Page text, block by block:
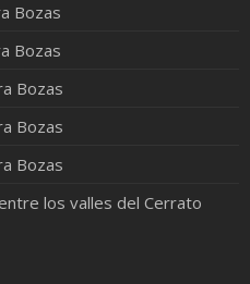
Bozas
Bozas
Bozas
Bozas
Bozas
los valles del Cerrato